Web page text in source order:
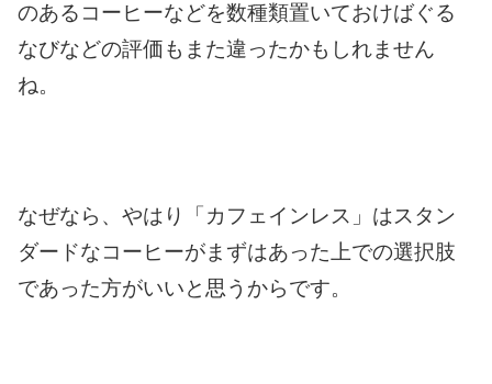
のあるコーヒーなどを数種類置いておけばぐる
なびなどの評価も また違ったかもしれません
ね。
なぜなら、やはり「カフェインレス」はスタン
ダードなコーヒーがまずはあった上での選択肢
であった方がいいと思うからです。